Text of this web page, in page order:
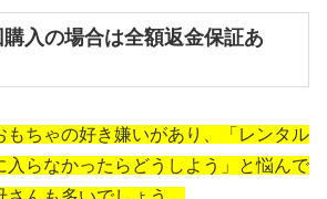
入の場合は全額返金保証あ
もちゃの好き嫌いがあり、「レンタル
入らなかったらどうしよう」と悩んで